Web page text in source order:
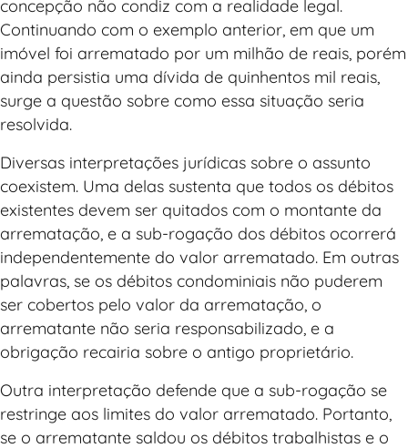
concepção não condiz com a realidade legal.
Continuando com o exemplo anterior, em que um
imóvel foi arrematado por um milhão de reais, porém
ainda persistia uma dívida de quinhentos mil reais,
surge a questão sobre como essa situação seria
resolvida.
Diversas interpretações jurídicas sobre o assunto
coexistem. Uma delas sustenta que todos os débitos
existentes devem ser quitados com o montante da
arrematação, e a sub-rogação dos débitos ocorrerá
independentemente do valor arrematado. Em outras
palavras, se os débitos condominiais não puderem
ser cobertos pelo valor da arrematação, o
arrematante não seria responsabilizado, e a
obrigação recairia sobre o antigo proprietário.
Outra interpretação defende que a sub-rogação se
restringe aos limites do valor arrematado. Portanto,
se o arrematante saldou os débitos trabalhistas e o